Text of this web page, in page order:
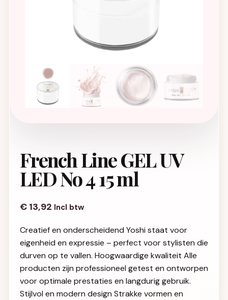
French Line GEL UV
LED No 4 15 ml
€ 13,92 Incl btw
Creatief en onderscheidend Yoshi staat voor
eigenheid en expressie – perfect voor stylisten die
durven op te vallen. Hoogwaardige kwaliteit Alle
producten zijn professioneel getest en ontworpen
voor optimale prestaties en langdurig gebruik.
Stijlvol en modern design Strakke vormen en